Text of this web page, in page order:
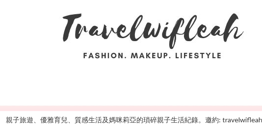
親子旅遊、優雅育兒、質感生活及媽咪莉亞的瑣碎親子生活紀錄。邀約: